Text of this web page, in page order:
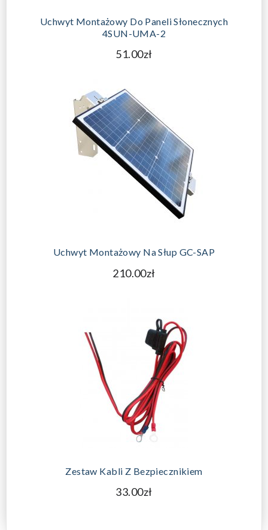
Uchwyt Montażowy Do Paneli Słonecznych
4SUN-UMA-2
51.00zł
DODAJ DO KOSZYKA
Uchwyt Montażowy Na Słup GC-SAP
210.00zł
Zestaw Kabli Z Bezpiecznikiem
33.00zł